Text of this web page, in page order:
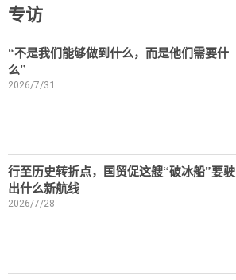
专访
“不是我们能够做到什么，而是他们需要什
么”
2026/7/31
行至历史转折点，国贸促这艘“破冰船”要驶
出什么新航线
2026/7/28